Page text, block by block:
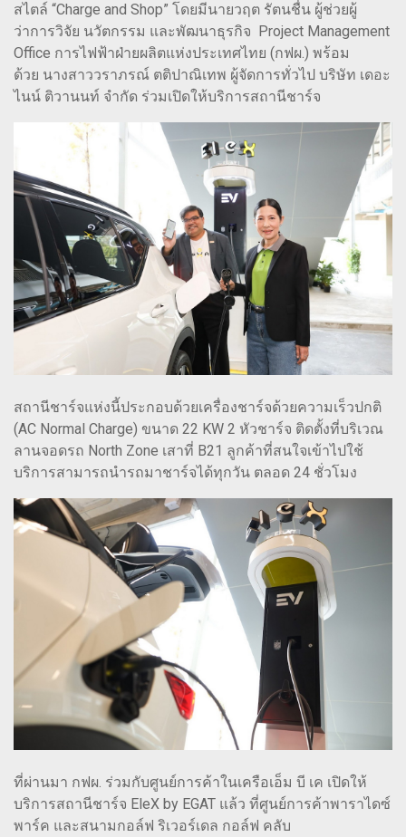
สไตล์ “Charge and Shop” โดยมีนายวฤต รัตนชื่น ผู้ช่วยผู้
ว่าการวิจัย นวัตกรรม และพัฒนาธุรกิจ Project Management
Office การไฟฟ้าฝ่ายผลิตแห่งประเทศไทย (กฟผ.) พร้อม
ด้วย นางสาววราภรณ์ ตติปาณิเทพ ผู้จัดการทั่วไป บริษัท เดอะ
ไนน์ ติวานนท์ จำกัด ร่วมเปิดให้บริการสถานีชาร์จ
สถานีชาร์จแห่งนี้ประกอบด้วยเครื่องชาร์จด้วยความเร็วปกติ
(AC Normal Charge) ขนาด 22 KW 2 หัวชาร์จ ติดตั้งที่บริเวณ
ลานจอดรถ North Zone เสาที่ B21 ลูกค้าที่สนใจเข้าไปใช้
บริการสามารถนำรถมาชาร์จได้ทุกวัน ตลอด 24 ชั่วโมง
ที่ผ่านมา กฟผ. ร่วมกับศูนย์การค้าในเครือเอ็ม บี เค เปิดให้
บริการสถานีชาร์จ EleX by EGAT แล้ว ที่ศูนย์การค้าพาราไดซ์
พาร์ค และสนามกอล์ฟ ริเวอร์เดล กอล์ฟ คลับ